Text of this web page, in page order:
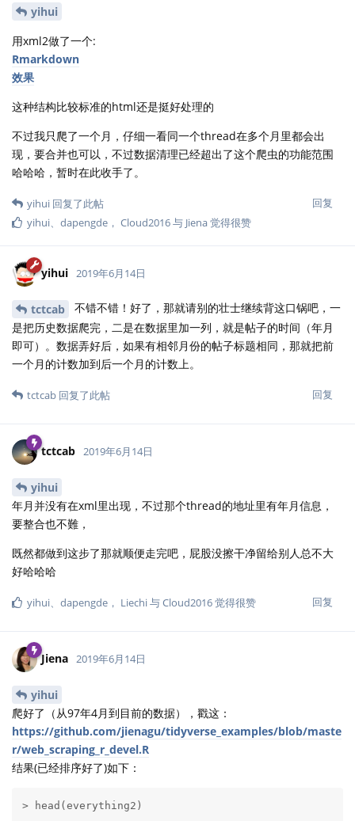
yihui
用xml2做了一个:
Rmarkdown
效果
这种结构比较标准的html还是挺好处理的
不过我只爬了一个月，仔细一看同一个thread在多个月里都会出
现，要合并也可以，不过数据清理已经超出了这个爬虫的功能范围
哈哈哈，暂时在此收手了。
回复
yihui 回复了此帖
yihui、 dapengde ， Cloud2016与 Jiena觉得很赞
yihui 2019年6月14日
tctcab
不错不错！好了，那就请别的壮士继续背这口锅吧，一
是把历史数据爬完，二是在数据里加一列，就是帖子的时间（年月
即可）。数据弄好后，如果有相邻月份的帖子标题相同，那就把前
一个月的计数加到后一个月的计数上。
回复
tctcab 回复了此帖
tctcab 2019年6月14日
yihui
年月并没有在xml里出现，不过那个thread的地址里有年月信息，
要整合也不難，
既然都做到这步了那就顺便走完吧，屁股没擦干净留给别人总不大
好哈哈哈
回复
yihui、 dapengde ， Liechi与Cloud2016觉得很赞
Jiena 2019年6月14日
yihui
爬好了（从97年4月到目前的数据），戳这：
https://github.com/jienagu/tidyverse_examples/blob/maste
r/web_scraping_r_devel.R
结果(已经排序好了)如下：
> head(everything2)